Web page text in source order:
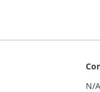
N/A